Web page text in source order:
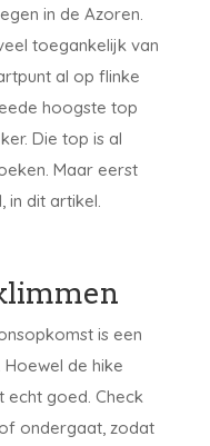
in de Azoren.
toegankelijk van
al op flinke
hoogste top
Die top is al
Maar eerst
in dit artikel.
is een
de hike
echt goed. Check
ondergaat, zodat